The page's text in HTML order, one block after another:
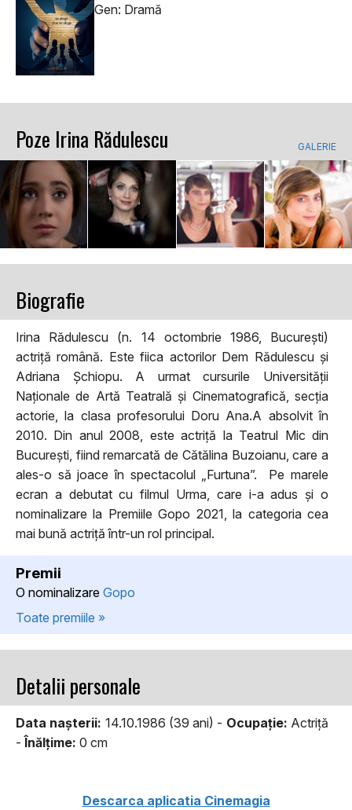
Gen: Dramă
Poze Irina Rădulescu GALERIE
Biografie
Irina Rădulescu (n. 14 octombrie 1986, București)
actriță română. Este fiica actorilor Dem Rădulescu și
Adriana Șchiopu. A urmat cursurile Universității
Naționale de Artă Teatrală și Cinematografică, secția
actorie, la clasa profesorului Doru Ana.A absolvit în
2010. Din anul 2008, este actriță la Teatrul Mic din
București, fiind remarcată de Cătălina Buzoianu, care a
ales-o să joace în spectacolul „Furtuna”. Pe marele
ecran a debutat cu filmul Urma, care i-a adus și o
nominalizare la Premiile Gopo 2021, la categoria cea
mai bună actriță într-un rol principal.
Premii
O nominalizare Gopo
Toate premiile »
Detalii personale
Data naşterii: 14.10.1986 (39 ani) - Ocupaţie: Actriță
-Înălţime: 0 cm
Descarca aplicatia Cinemagia